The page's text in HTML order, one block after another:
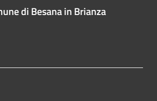
di Besana in Brianza